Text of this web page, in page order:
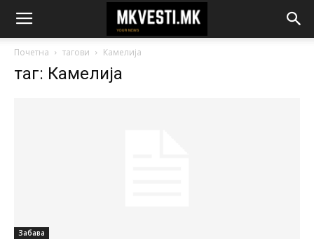
Почетна тагови Камелија
таг: Камелија
Забава